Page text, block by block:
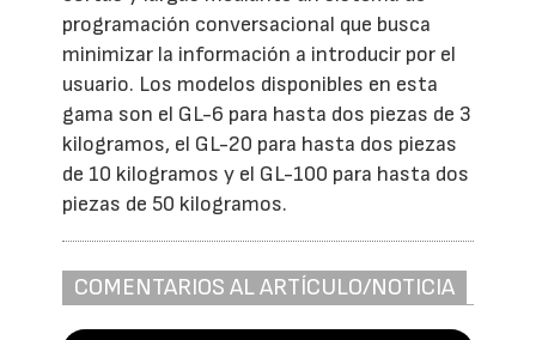
programación conversacional que busca
minimizar la información a introducir por el
usuario. Los modelos disponibles en esta
gama son el GL-6 para hasta dos piezas de 3
kilogramos, el GL-20 para hasta dos piezas
de 10 kilogramos y el GL-100 para hasta dos
piezas de 50 kilogramos.
COMENTARIOS AL ARTÍCULO/NOTICIA